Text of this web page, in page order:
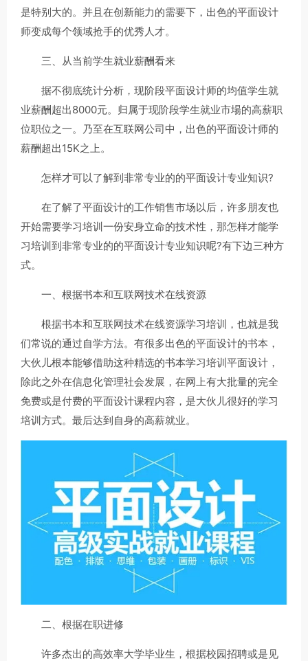
是特别大的。并且在创新能力的需要下，出色的平面设计
师变成每个领域抢手的优秀人才。
三、从当前学生就业薪酬看来
据不彻底统计分析，现阶段平面设计师的均值学生就
业薪酬超出8000元。归属于现阶段学生就业市場的高薪职
位职位之一。乃至在互联网公司中，出色的平面设计师的
薪酬超出15K之上。
怎样才可以了解到非常专业的的平面设计专业知识?
在了解了平面设计的工作销售市场以后，许多朋友也
开始需要学习培训一份安身立命的技术性，那怎样才能学
习培训到非常专业的的平面设计专业知识呢?有下边三种方
式。
一、根据书本和互联网技术在线资源
根据书本和互联网技术在线资源学习培训，也就是我
们常说的通过自学方法。有很多出色的平面设计的书本，
大伙儿根本能够借助这种精选的书本学习培训平面设计，
除此之外在信息化管理社会发展，在网上有大批量的完全
免费或是付费的平面设计课程内容，是大伙儿很好的学习
培训方式。最后达到自身的高薪就业。
二、根据在职进修
许多杰出的高效率大学毕业生，根据校园招聘或是见